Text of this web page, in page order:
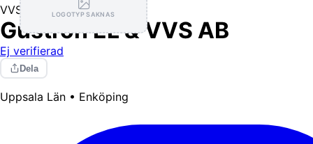
LOGOTYP SAKNAS
VVS Elektriker
Gustron EL & VVS AB
Ej verifierad
Dela
Uppsala Län • Enköping